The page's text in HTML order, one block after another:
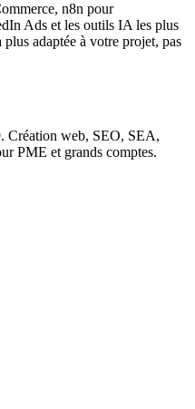
n8n pour
Ads et les outils IA les plus
adaptée à votre projet, pas
Création web, SEO, SEA,
PME et grands comptes.